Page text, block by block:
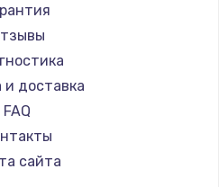
и доставка
FAQ
сайта